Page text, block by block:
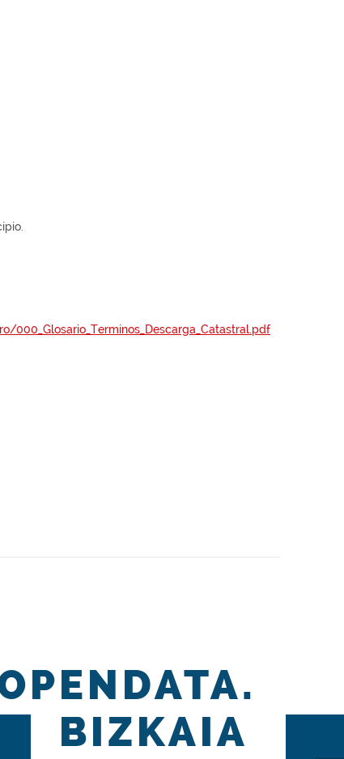
000_Glosario_Terminos_Descarga_Catastral.pdf
BIZKAIA